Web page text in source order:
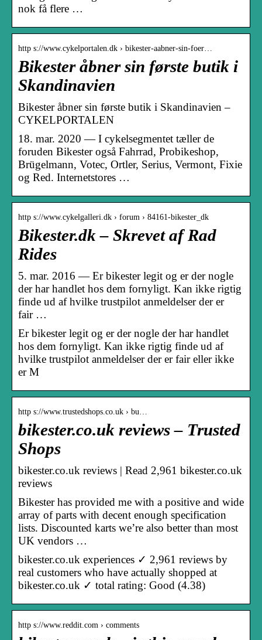
nok få flere …
http s://www.cykelportalen.dk › bikester-aabner-sin-foer…
Bikester åbner sin første butik i
Skandinavien
Bikester åbner sin første butik i Skandinavien –
CYKELPORTALEN
18. mar. 2020 — I cykelsegmentet tæller de
foruden Bikester også Fahrrad, Probikeshop,
Brügelmann, Votec, Ortler, Serius, Vermont, Fixie
og Red. Internetstores …
http s://www.cykelgalleri.dk › forum › 84161-bikester_dk
Bikester.dk – Skrevet af Rad
Rides
5. mar. 2016 — Er bikester legit og er der nogle
der har handlet hos dem fornyligt. Kan ikke rigtig
finde ud af hvilke trustpilot anmeldelser der er
fair …
Er bikester legit og er der nogle der har handlet
hos dem fornyligt. Kan ikke rigtig finde ud af
hvilke trustpilot anmeldelser der er fair eller ikke
er M
http s://www.trustedshops.co.uk › bu…
bikester.co.uk reviews – Trusted
Shops
bikester.co.uk reviews | Read 2,961 bikester.co.uk
reviews
Bikester has provided me with a positive and wide
array of parts with decent enough specification
lists. Discounted karts we’re also better than most
UK vendors …
bikester.co.uk experiences ✓ 2,961 reviews by
real customers who have actually shopped at
bikester.co.uk ✓ total rating: Good (4.38)
http s://www.reddit.com › comments